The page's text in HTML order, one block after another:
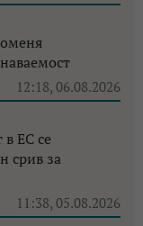
12:18, 06.08.2026
ЕС се
срив за
11:38, 05.08.2026